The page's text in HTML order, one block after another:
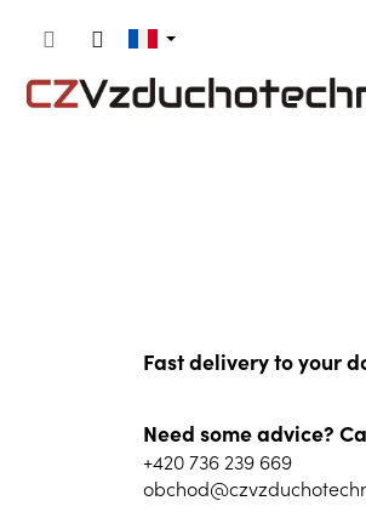
Fast delivery to your
Need some advice?
+420 736 239 669